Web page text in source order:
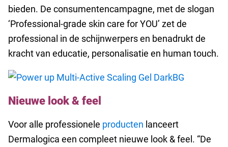
bieden. De consumentencampagne, met de slogan
‘Professional-grade skin care for YOU’ zet de
professional in de schijnwerpers en benadrukt de
kracht van educatie, personalisatie en human touch.
Nieuwe look & feel
Voor alle professionele producten lanceert
Dermalogica een compleet nieuwe look & feel. “De